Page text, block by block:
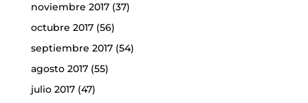
noviembre 2017(37)
octubre 2017(56)
septiembre 2017(54)
agosto 2017(55)
julio 2017(47)